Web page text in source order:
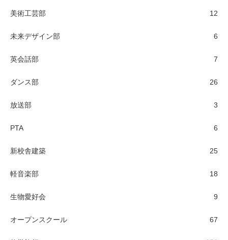
美術工芸部 12
未来デザイン部 6
英会話部 7
ダンス部 26
放送部 3
PTA 6
新校舎建築 25
軽音楽部 18
生物愛好会 9
オープンスクール 67